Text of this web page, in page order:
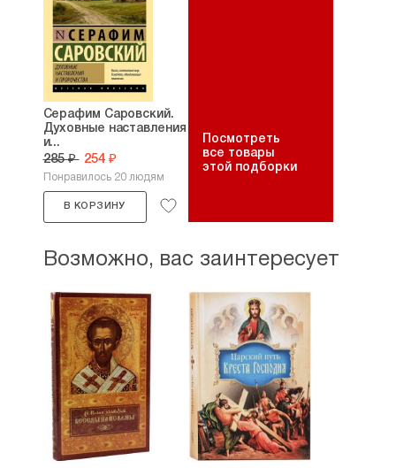
Серафим Саровский.
Духовные наставления
и...
285 ₽ 254 ₽
Понравилось 20 людям
В КОРЗИНУ
Посмотреть
все товары
этой подборки
Возможно, вас заинтересует